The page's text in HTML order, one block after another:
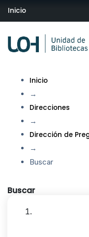
Inicio
Inicio
→
Direcciones
→
Dirección de
→
Buscar
Buscar